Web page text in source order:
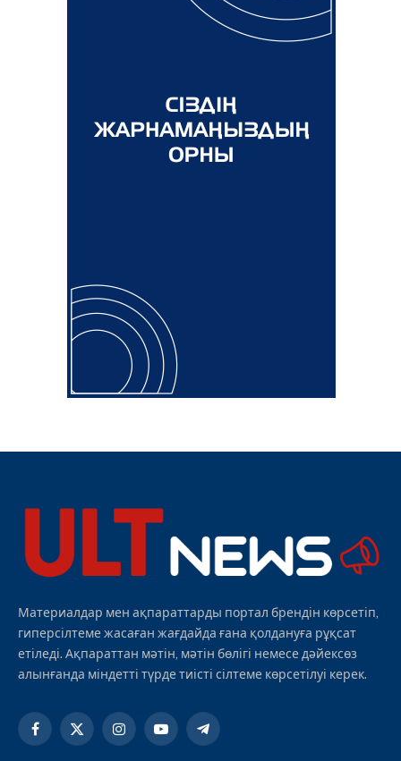
Материалдар мен ақпараттарды портал брендін көрсетіп,
гиперсілтеме жасаған жағдайда ғана қолдануға рұқсат
етіледі. Ақпараттан мәтін, мәтін бөлігі немесе дәйексөз
алынғанда міндетті түрде тиісті сілтеме көрсетілуі керек.
Facebook
X
InstagramYouTubeTelegram